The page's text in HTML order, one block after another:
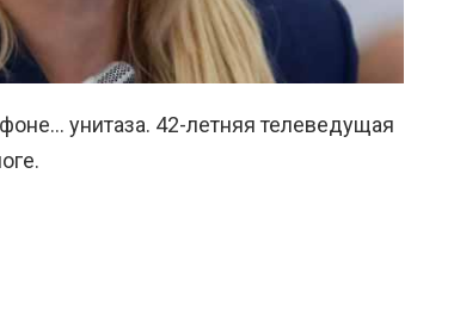
унитаза. 42-летняя телеведущая